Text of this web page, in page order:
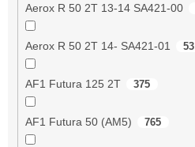
Aerox R 50 2T 13-14 SA421-00
Aerox R 50 2T 14- SA421-01 53
AF1 Futura 125 2T 375
AF1 Futura 50 (AM5) 765